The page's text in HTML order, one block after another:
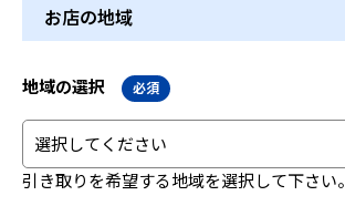
お店の地域
地域の選択 必須
引き取りを希望する地域を選択して下さい。